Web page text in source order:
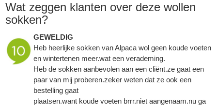
Wat zeggen klanten over deze wollen
sokken?
GEWELDIG
Heb heerlijke sokken van Alpaca wol geen koude voeten
en wintertenen meer.wat een verademing.
Heb de sokken aanbevolen aan een cliënt.ze gaat een
paar van mij proberen.zeker weten dat ze ook een
bestelling gaat
plaatsen.want koude voeten brrr.niet aangenaam.nu ga